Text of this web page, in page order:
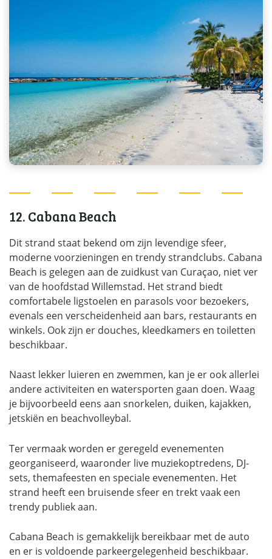
12. Cabana Beach
Dit strand staat bekend om zijn levendige sfeer,
moderne voorzieningen en trendy strandclubs. Cabana
Beach is gelegen aan de zuidkust van Curaçao, niet ver
van de hoofdstad Willemstad. Het strand biedt
comfortabele ligstoelen en parasols voor bezoekers,
evenals een verscheidenheid aan bars, restaurants en
winkels. Ook zijn er douches, kleedkamers en toiletten
beschikbaar.
Naast lekker luieren en zwemmen, kan je er ook allerlei
andere activiteiten en watersporten gaan doen. Waag
je bijvoorbeeld eens aan snorkelen, duiken, kajakken,
jetskiën en beachvolleybal.
Ter vermaak worden er geregeld evenementen
georganiseerd, waaronder live muziekoptredens, DJ-
sets, themafeesten en speciale evenementen. Het
strand heeft een bruisende sfeer en trekt vaak een
trendy publiek aan.
Cabana Beach is gemakkelijk bereikbaar met de auto
en er is voldoende parkeergelegenheid beschikbaar.